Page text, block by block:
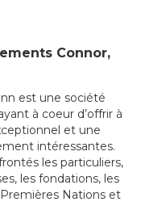
Connor,
est une société
à coeur d’offrir à
et une
intéressantes.
les particuliers,
les fondations, les
Nations et